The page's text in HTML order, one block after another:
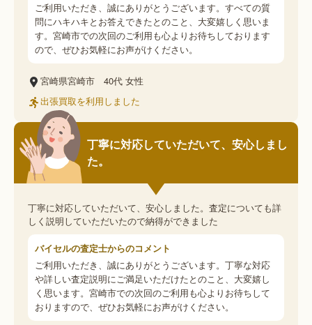
ご利用いただき、誠にありがとうございます。すべての質
問にハキハキとお答えできたとのこと、大変嬉しく思いま
す。宮崎市での次回のご利用も心よりお待ちしております
ので、ぜひお気軽にお声がけください。
宮崎県宮崎市 40代 女性
出張買取を利用しました
丁寧に対応していただいて、安心しまし
た。
丁寧に対応していただいて、安心しました。査定についても詳
しく説明していただいたので納得ができました
バイセルの査定士からのコメント
ご利用いただき、誠にありがとうございます。丁寧な対応
や詳しい査定説明にご満足いただけたとのこと、大変嬉し
く思います。宮崎市での次回のご利用も心よりお待ちして
おりますので、ぜひお気軽にお声がけください。